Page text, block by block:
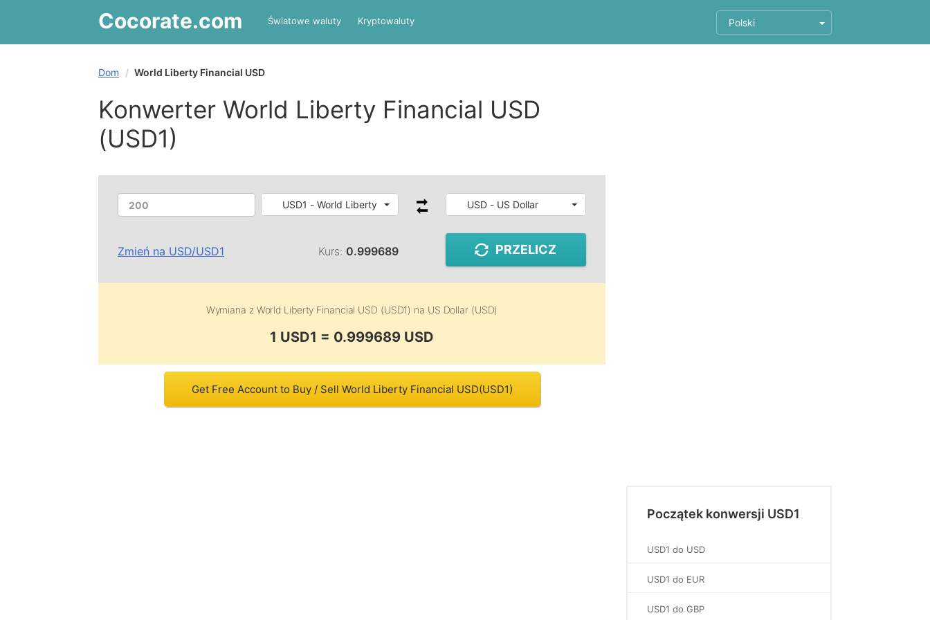
Cocorate.com Światowe waluty Kryptowaluty Polski
Dom World Liberty Financial USD
Konwerter World Liberty Financial USD
(USD1)
USD1 - World Liberty Financial USD USD - US Dollar
Zmień na USD/USD1 Kurs: 0.999689 PRZELICZ
Wymiana z World Liberty Financial USD (USD1) na US Dollar (USD)
1 USD1 = 0.999689 USD
Get Free Account to Buy / Sell World Liberty Financial USD(USD1)
Początek konwersji USD1
USD1 do USD
USD1 do EUR
USD1 do GBP